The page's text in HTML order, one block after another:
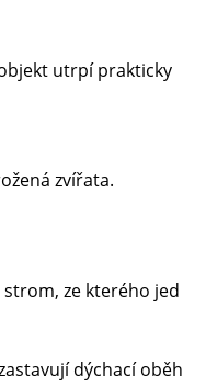
utrpí prakticky
zvířata.
ze kterého jed
dýchací oběh